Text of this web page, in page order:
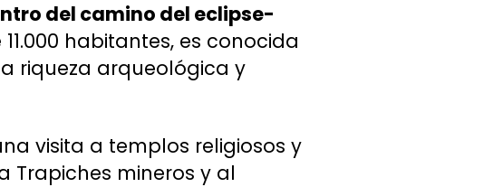
del camino del eclipse-
habitantes, es conocida
riqueza arqueológica y
visita a templos religiosos y
Trapiches mineros y al